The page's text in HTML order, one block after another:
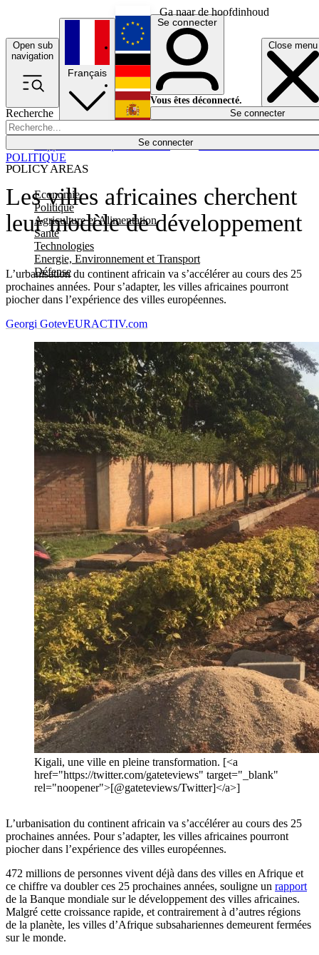
Ga naar de hoofdinhoud
Open sub
navigation
Close menu
Recherche
Se connecter
POLICY AREAS
Economie
Politique
Agriculture et Alimentation
Santé
Technologies
Energie, Environnement et Transport
Défense
Économie
Français
English
Deutsch
Español
Se connecter
Vous êtes déconnecté.
Se connecter
Les villes africaines cherchent
leur modèle de développement
L’urbanisation du continent africain va s’accélérer au cours des 25
prochaines années. Pour s’adapter, les villes africaines pourront
piocher dans l’expérience des villes européennes.
POLITIQUE
Georgi GotevEURACTIV.com
Kigali, une ville en pleine transformation. [<a
href="https://twitter.com/gateteviews" target="_blank"
rel="noopener">[@gateteviews/Twitter]</a>]
L’urbanisation du continent africain va s’accélérer au cours des 25
prochaines années. Pour s’adapter, les villes africaines pourront
piocher dans l’expérience des villes européennes.
472 millions de personnes vivent déjà dans des villes en Afrique et
ce chiffre va doubler ces 25 prochaines années, souligne un rapport
de la Banque mondiale sur le développement des villes africaines.
Malgré cette croissance rapide, et contrairement à d’autres régions
de la planète, les villes d’Afrique subsahariennes demeurent fermées
sur le monde.